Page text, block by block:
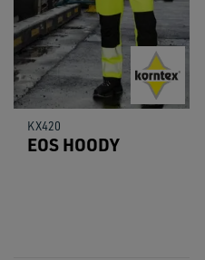
KX420
EOS HOODY